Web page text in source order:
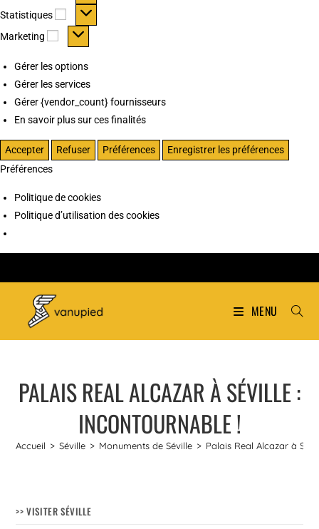
Statistiques Statistiques
Marketing Marketing
Gérer les options
Gérer les services
Gérer {vendor_count} fournisseurs
En savoir plus sur ces finalités
Accepter Refuser Préférences
Enregistrer les préférences
Préférences
Politique de cookies
Politique d’utilisation des cookies
MENU
PALAIS REAL ALCAZAR À SÉVILLE :
INCONTOURNABLE !
Accueil > Séville > Monuments de Séville > Palais Real Alcazar à
>> VISITER SÉVILLE